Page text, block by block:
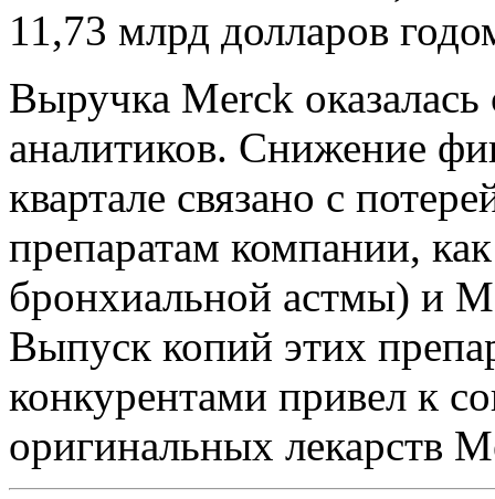
11,73 млрд долларов
Выручка Merck
аналитиков. Снижение
квартале связано с
препаратам компании,
бронхиальной астмы) и
Выпуск копий этих
конкурентами привел к
оригинальных лекарств